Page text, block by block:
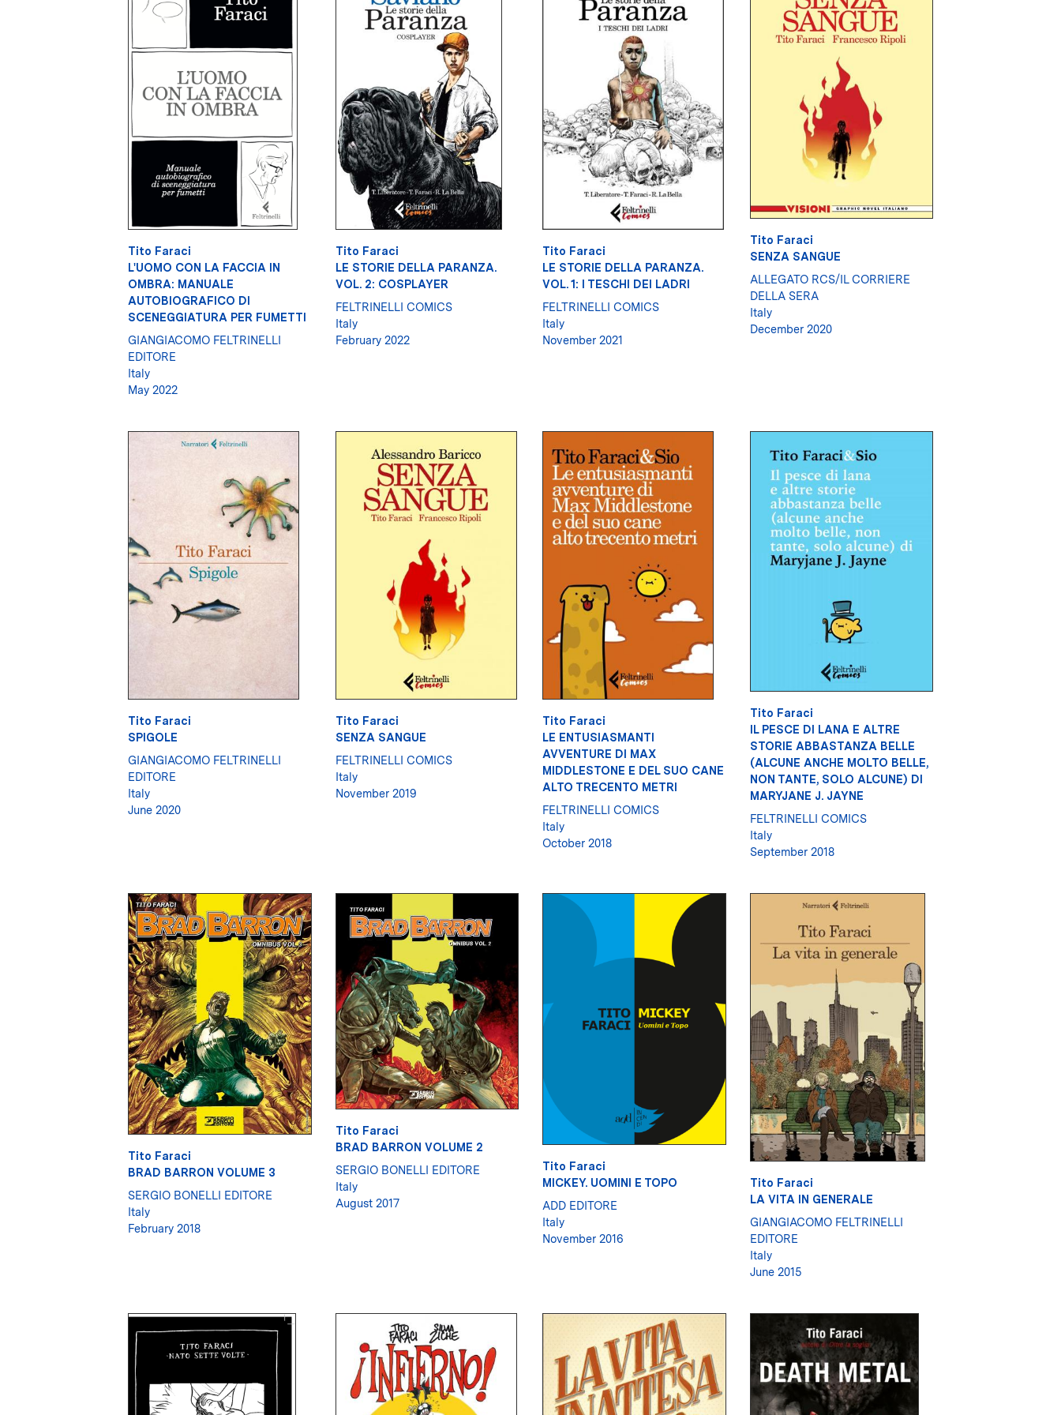
Tito Faraci
L'UOMO CON LA FACCIA IN
OMBRA: MANUALE
AUTOBIOGRAFICO DI
SCENEGGIATURA PER FUMETTI
GIANGIACOMO FELTRINELLI
EDITORE
Italy
May 2022
Tito Faraci
LE STORIE DELLA PARANZA.
VOL. 2: COSPLAYER
FELTRINELLI COMICS
Italy
February 2022
Tito Faraci
LE STORIE DELLA PARANZA.
VOL. 1: I TESCHI DEI LADRI
FELTRINELLI COMICS
Italy
November 2021
Tito Faraci
SENZA SANGUE
ALLEGATO RCS/IL CORRIERE
DELLA SERA
Italy
December 2020
Tito Faraci
SPIGOLE
GIANGIACOMO FELTRINELLI
EDITORE
Italy
June 2020
Tito Faraci
SENZA SANGUE
FELTRINELLI COMICS
Italy
November 2019
Tito Faraci
LE ENTUSIASMANTI
AVVENTURE DI MAX
MIDDLESTONE E DEL SUO CANE
ALTO TRECENTO METRI
FELTRINELLI COMICS
Italy
October 2018
Tito Faraci
IL PESCE DI LANA E ALTRE
STORIE ABBASTANZA BELLE
(ALCUNE ANCHE MOLTO BELLE,
NON TANTE, SOLO ALCUNE) DI
MARYJANE J. JAYNE
FELTRINELLI COMICS
Italy
September 2018
Tito Faraci
BRAD BARRON VOLUME 3
SERGIO BONELLI EDITORE
Italy
February 2018
Tito Faraci
BRAD BARRON VOLUME 2
SERGIO BONELLI EDITORE
Italy
August 2017
Tito Faraci
MICKEY. UOMINI E TOPO
ADD EDITORE
Italy
November 2016
Tito Faraci
LA VITA IN GENERALE
GIANGIACOMO FELTRINELLI
EDITORE
Italy
June 2015